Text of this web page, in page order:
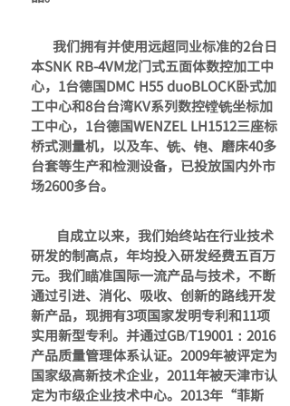
我们拥有并使用远超同业标准的2台日
本SNK RB-4VM龙门式五面体数控加工中
心， 1台德国DMC H55 duoBLOCK卧式加
工中心和8台台湾KV系列数控镗铣坐标加
工中心， 1台德国WENZEL LH1512三座标
桥式测量机，以及车、铣、铇、磨床40多
台套等生产和检测设备， 已投放国内外市
场2600多台。
自成立以来，我们始终站在行业技术
研发的制高点，年均投入研发经费五百万
元。我们瞄准国际一流产品与技术，不断
通过引进、消化、吸收、创新的路线开发
新产品，现拥有3项国家发明专利和11项
实用新型专利。并通过GB/T19001 ： 2016
产品质量管理体系认证。 2009年被评定为
国家级高新技术企业， 2011年被天津市认
定为市级企业技术中心。2013年“菲斯